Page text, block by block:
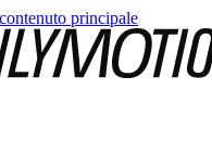
principale